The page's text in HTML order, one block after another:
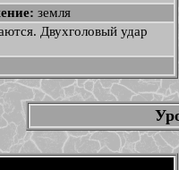
земля
Двухголовый удар